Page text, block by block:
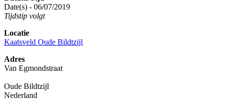
Date(s) - 06/07/2019
Tijdstip volgt
Locatie
Kaatsveld Oude Bildtzijl
Adres
Van Egmondstraat
Oude Bildtzijl
Nederland